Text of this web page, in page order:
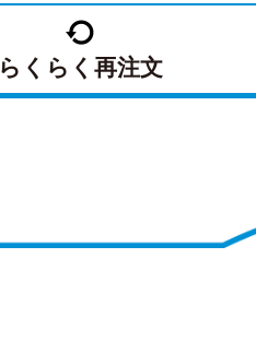
らくらく再注文